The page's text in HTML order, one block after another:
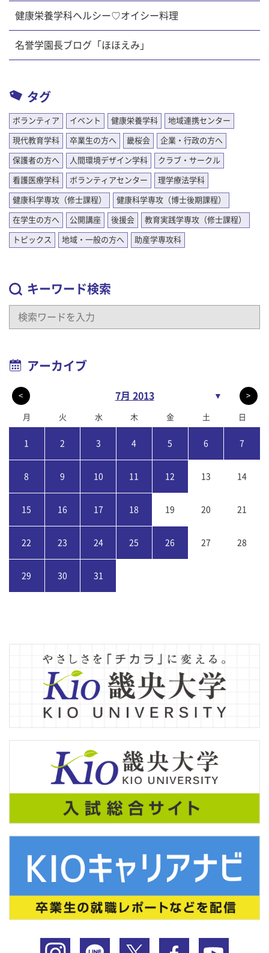
健康栄養学科ヘルシー♡オイシー料理
名誉学園長ブログ「ほほえみ」
タグ
ボランティア イベント 健康栄養学科 地域連携センター
現代教育学科 卒業生の方へ 畿桜会 企業・行政の方へ
保護者の方へ 人間環境デザイン学科 クラブ・サークル
看護医療学科 ボランティアセンター 理学療法学科
健康科学専攻（修士課程） 健康科学専攻（博士後期課程）
在学生の方へ 公開講座 後援会 教育実践学専攻（修士課程）
トピックス 地域・一般の方へ 助産学専攻科
キーワード検索
アーカイブ
< 7月 2013 ▼ >
月 火 水 木 金 土 日
1 2 3 4 5 6 7
8 9 10 11 12 13 14
15 16 17 18 19 20 21
22 23 24 25 26 27 28
29 30 31